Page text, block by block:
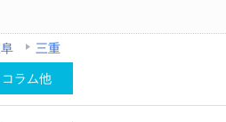
三重
ラム他